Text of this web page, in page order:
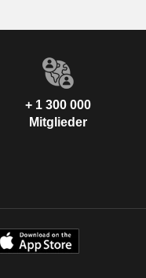
+ 1 300 000
Mitglieder